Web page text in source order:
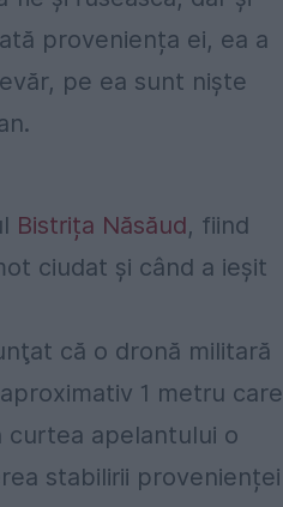
proveniența ei, ea a
pe ea sunt niște
Bistrița Năsăud, fiind
ciudat și când a ieșit
că o dronă militară
1 metru care
curtea apelantului o
stabilirii provenienței